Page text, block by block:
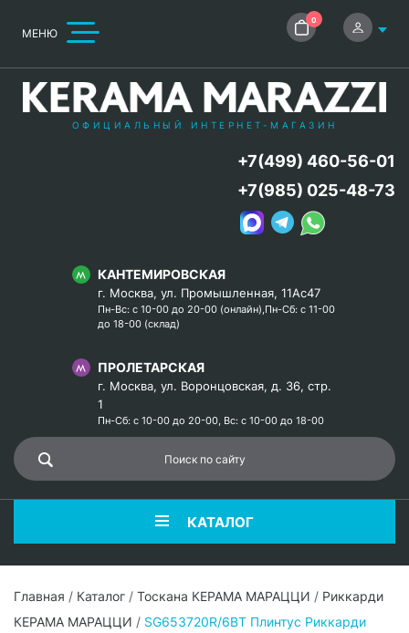
МЕНЮ
0
ОФИЦИАЛЬНЫЙ ИНТЕРНЕТ-МАГАЗИН
КАНТЕМИРОВСКАЯ
г. Москва, ул. Промышленная, 11Ас47
Пн-Вс: с 10-00 до 20-00 (онлайн),Пн-Сб: с 11-00
до 18-00 (склад)
ПРОЛЕТАРСКАЯ
г. Москва, ул. Воронцовская, д. 36, стр.
1
Пн-Сб: с 10-00 до 20-00, Вс: с 10-00 до 18-00
+7(499) 460-56-01
+7(985) 025-48-73
КАТАЛОГ
Главная / Каталог / Тоскана КЕРАМА МАРАЦЦИ / Риккарди
КЕРАМА МАРАЦЦИ / SG653720R/6BT Плинтус Риккарди